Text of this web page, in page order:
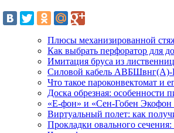
Плюсы механизированной
Как выбрать перфоратор для
Имитация бруса из
Силовой кабель АВБШвнг(А)-
Что такое пароконвектомат и
Доска обрезная: особенности
«Е-фон» и «Сен-Гобен Экофон
Виртуальный полет: как
Прокладки овального